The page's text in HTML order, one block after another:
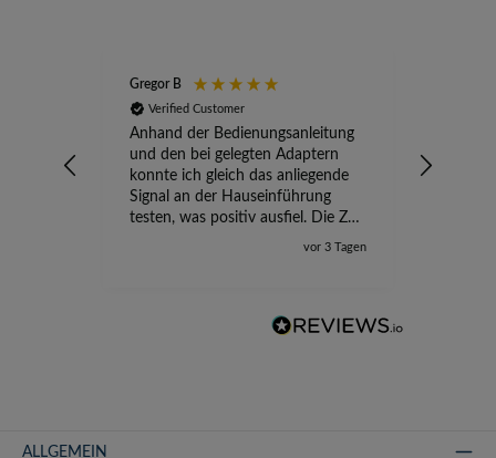
Gregor B
Verified Customer
Anhand der Bedienungsanleitung
und den bei gelegten Adaptern
konnte ich gleich das anliegende
Signal an der Hauseinführung
testen, was positiv ausfiel. Die Zeit
der Ungewissheit ist jetzt vorbei,
vor 3 Tagen
ALLGEMEIN